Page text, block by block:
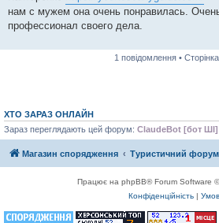
я
нам с мужем она очень понравилась.
профессионал своего дела.
1 повідомлення • Сторінка
ХТО ЗАРАЗ ОНЛАЙН
Зараз переглядають цей форум: ClaudeBot [бот ШІ]
Магазин спорядження Туристичний
Працює на phpBB® Forum Software
Конфіденційність |